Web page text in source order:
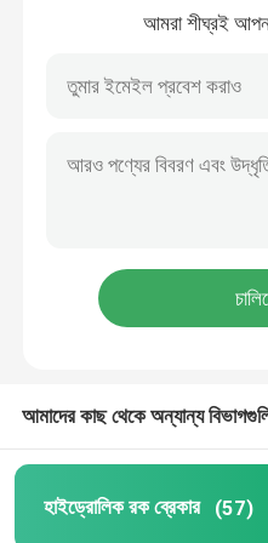
যোগাযোগ করুন
আমরা শীঘ্রই
আমাদের কাছ থেকে অন্যান্য
হাইড্রোলিক রক ব্রেকার (57)